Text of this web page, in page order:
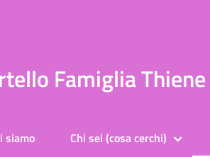
Famiglia Thiene
siamo Chi sei (cosa cerchi)